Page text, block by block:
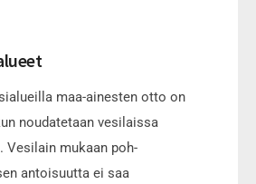
maa-ainesten otto on
noudatetaan vesilaissa
Vesilain mukaan poh-
antoisuutta ei saa